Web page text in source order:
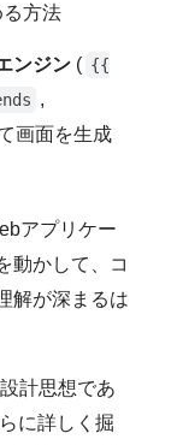
方法
ンジン ( {{
,
画面を生成
アプリケー
動かして、コ
解が深まるは
計思想であ
に詳しく掘